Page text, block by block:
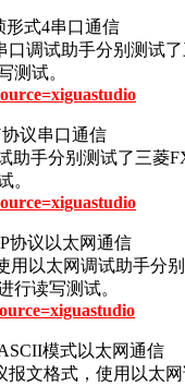
形式4串口通信
调试助手分别测试
测试。
议串口通信
助手分别测试了三菱
。
协议以太网通信
用以太网调试助手分
行读写测试。
模式以太网通信
文格式，使用以太